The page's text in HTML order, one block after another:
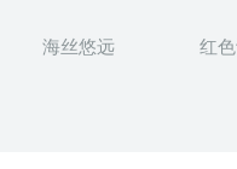
海丝悠远 红